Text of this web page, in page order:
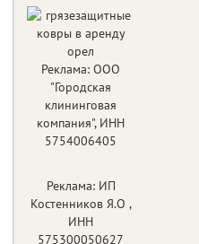
Реклама: ООО
"Городская
клининговая
компания", ИНН
5754006405
Реклама: ИП
Костенников Я.О ,
ИНН
575300050627